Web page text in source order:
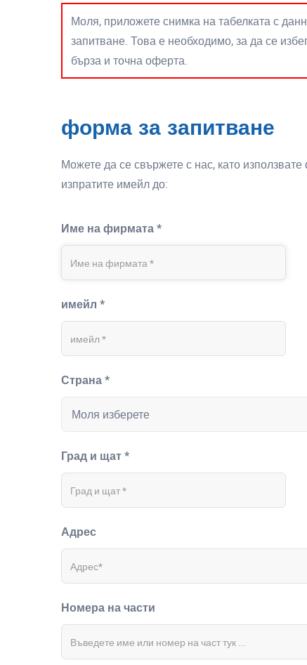
Моля, приложете снимка на табелката с
запитване. Това е необходимо, за да се
бърза и точна оферта.
форма за запитване
Можете да се свържете с нас, като
изпратите имейл до:
Име на фирмата *
имейл *
Страна *
Град и щат *
Адрес
Номера на части